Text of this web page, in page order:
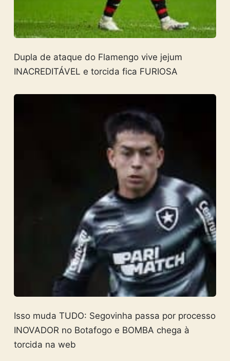
Dupla de ataque do Flamengo vive jejum
INACREDITÁVEL e torcida fica FURIOSA
Isso muda TUDO: Segovinha passa por processo
INOVADOR no Botafogo e BOMBA chega à
torcida na web